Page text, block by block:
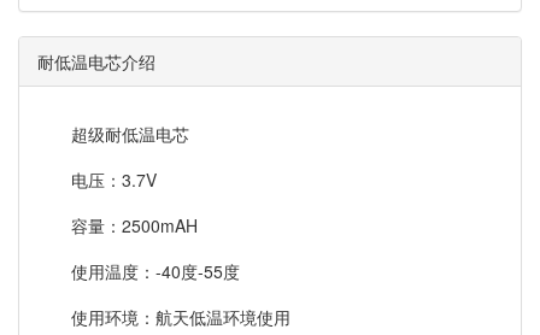
耐低温电芯介绍
超级耐低温电芯
电压：3.7V
容量：2500mAH
使用温度：-40度-55度
使用环境：航天低温环境使用